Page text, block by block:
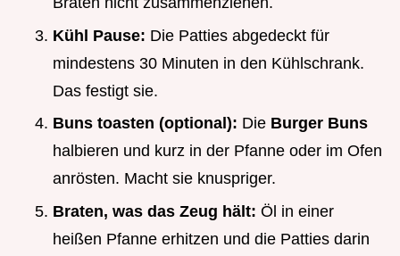
Kühl Pause: Die Patties abgedeckt für
mindestens 30 Minuten in den Kühlschrank.
Das festigt sie.
Buns toasten (optional): Die Burger Buns
halbieren und kurz in der Pfanne oder im Ofen
anrösten. Macht sie knuspriger.
Braten, was das Zeug hält: Öl in einer
heißen Pfanne erhitzen und die Patties darin